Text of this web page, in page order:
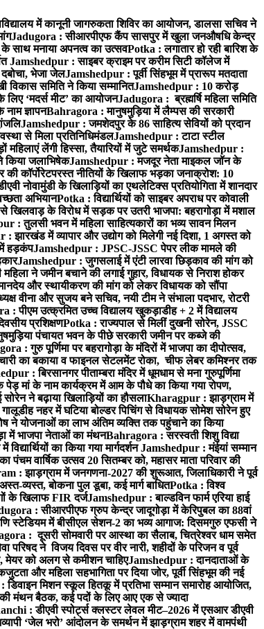
में कानूनी जागरुकता शिविर का आयोजन, डालसा सचिव ने
Jadugora : सीआरपीएफ कैंप सासपुर में खुला जनऔषधि केन्द्र
साथ मनाया अपनत्व का उत्सवPotka : लगातार हो रही बारिश के
Jamshedpur : साइबर क्राइम पर करीम सिटी कॉलेज में
भेजा जेलJamshedpur : पूर्वी सिंहभूम में प्रारूप मतदाता
समिति ने किया सम्मानितJamshedpur : 10 करोड़
लिए ‘मदर्स मीट’ का आयोजनJadugora : ब्रह्मर्षि महिला समिति
ज्ञापनBahragora : मानुषमुड़िया में लैम्पस की सरकारी
Jamshedpur : जमशेदपुर के 86 साहित्य सेवियों को प्रदान
से मिला प्रतिनिधिमंडलJamshedpur : टाटा स्टील
लेंगी हिस्सा, तैयारियों में जुटे समर्थकJamshedpur :
किया जलाभिषेकJamshedpur : मजदूर नेता माइकल जॉन के
कॉर्पोरेटपरस्त नीतियों के खिलाफ भड़का जनाक्रोश: 10
नोवामुंडी के खिलाड़ियों का एथलेटिक्स प्रतियोगिता में शानदार
अभियानPotka : विद्यार्थियों को साइबर अपराध पर कोवाली
के विरोध में सड़क पर उतरी भाजपा: बहरागोड़ा में मशाल
: तुलसी भवन में महिला साहित्यकारों का भव्य सावन मिलन
झारखंड में व्यापार और उद्योग को मिलेगी नई दिशा, 1 अगस्त को
में हड़कंपJamshedpur : JPSC-JSSC पेपर लीक मामले की
Jamshedpur : जुगसलाई में एंटी लारवा छिड़काव की मांग को
ने जमीन बचाने की लगाई गुहार, विधायक से निराश होकर
और स्थायीकरण की मांग को लेकर विधायक को सौंपा
वीना और सुजय बने सचिव, नयी टीम ने संभाला पदभार, रोटरी
: पीएम उत्क्रमित उच्च विद्यालय खुकड़ाडीह + 2 में विद्यालय
प्रशिक्षणPotka : राज्यपाल से मिलीं दुखनी सोरेन, JSSC
पंचायत भवन के पीछे सरकारी जमीन पर कब्जे की
: गुरु पूर्णिमा पर बहरागोड़ा के मंदिरों में भाजपा का दीपोत्सव,
का बकाया व फाइनल सेटलमेंट रोका, चीफ लेबर कमिश्नर तक
: बिरसानगर पीताम्बरा मंदिर में धूमधाम से मना गुरुपूर्णिमा
मां के नाम कार्यक्रम में आम के पौधे का किया गया रोपण,
ने बढ़ाया खिलाड़ियों का हौसलाKharagpur : झाड़ग्राम में
नहर में घटिया बोल्डर पिचिंग से विधायक सोमेश सोरेन हुए
ने योजनाओं का लाभ अंतिम व्यक्ति तक पहुंचाने का किया
में भाजपा नेताओं का मंथनBahragora : सरस्वती शिशु विद्या
का किया गया मार्गदर्शनJamshedpur : मंईयां सम्मान
वार्षिक उत्सव 20 सितम्बर को, महासर माता परिवार की
: झाड़ग्राम में जनगणना-2027 की शुरूआत, जिलाधिकारी ने पूर्व
व्यस्त, बोकना पुल डूबा, कई मार्ग बाधितPotka : विश्व
के खिलाफ FIR दर्जJamshedpur : बाल्डविन फार्म एरिया हाई
: सीआरपीएफ ग्रुप केन्द्र जादूगोड़ा में केरिपुबल का 88वां
स्टेडियम में बीसीएल सेशन-2 का भव्य आगाज: दिसमगुरु एफसी ने
: दूसरी सोमवारी पर आस्था का सैलाब, चित्रेश्वर धाम समेत
ने विजय दिवस पर वीर नारी, शहीदों के परिजन व पूर्व
मेयर को अलग से कमीशन चाहिएJamshedpur : दानदाताओं के
और महिला सहभागिता पर दिया जोर, पूर्वी सिंहभूम की नई
मिशन स्कूल हितकू में प्रतिभा सम्मान समारोह आयोजित,
मंथन बैठक, कई पदों के लिए आए एक से ज्यादा
: डीएवी स्पोर्ट्स क्लस्टर लेवल मीट–2026 में एसआर डीएवी
‘जेल भरो’ आंदोलन के समर्थन में झाड़ग्राम शहर में वामपंथी